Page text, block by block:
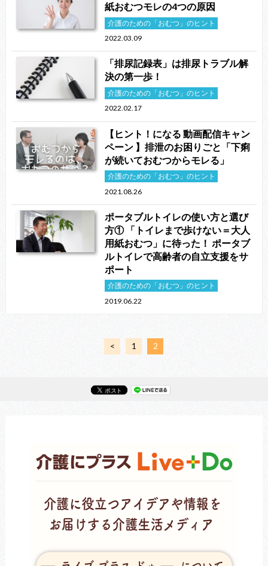
紙おむつモレの4つの原因
介護のための「おむつ」のヒント
2022.03.09
「排尿記録表」は排尿トラブル解
決の第一歩！
介護のための「おむつ」のヒント
2022.02.17
【ヒント！になる 動画配信キャン
ペーン 】排泄のお困りごと「下痢
が続いておむつからモレる」
介護のための「おむつ」のヒント
2021.08.26
ポータブルトイレの使い方と選び
方① 「トイレまで歩けない＝大人
用紙おむつ」に待った！ ポータブ
ルトイレで高齢者の自立支援をサ
ポート
介護のための「おむつ」のヒント
2019.06.22
< 1 2